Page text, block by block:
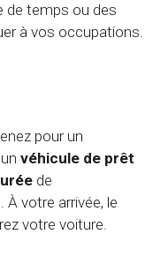
de temps ou des
à vos occupations.
pour un
véhicule de prêt
de
votre arrivée, le
votre voiture.